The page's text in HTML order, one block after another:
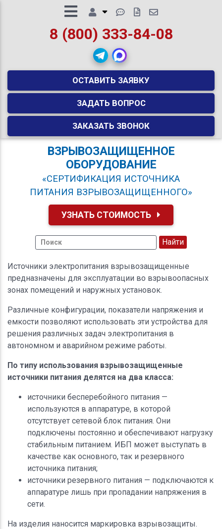
8 (800) 333-84-08
ОСТАВИТЬ ЗАЯВКУ
ЗАДАТЬ ВОПРОС
ЗАКАЗАТЬ ЗВОНОК
ВЗРЫВОЗАЩИЩЕННОЕ
ОБОРУДОВАНИЕ
«СЕРТИФИКАЦИЯ ИСТОЧНИКА
ПИТАНИЯ ВЗРЫВОЗАЩИЩЕННОГО»
УЗНАТЬ СТОИМОСТЬ
Источники электропитания взрывозащищенные
предназначены для эксплуатации во взрывоопасных
зонах помещений и наружных установок.
Различные конфигурации, показатели напряжения и
емкости позволяют использовать эти устройства для
решения различных задач электропитания в
автономном и аварийном режиме работы.
По типу использования взрывозащищенные
источники питания делятся на два класса:
источники бесперебойного питания —
используются в аппаратуре, в которой
отсутствует сетевой блок питания. Они
подключены постоянно и обеспечивают нагрузку
стабильным питанием. ИБП может выступать в
качестве как основного, так и резервного
источника питания;
источники резервного питания — подключаются к
аппаратуре лишь при пропадании напряжения в
сети.
На изделия наносится маркировка взрывозащиты.